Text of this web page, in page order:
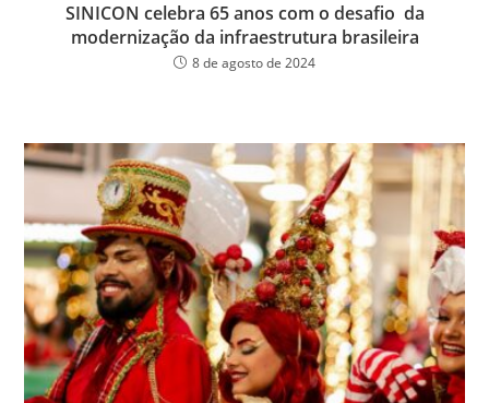
SINICON celebra 65 anos com o desafio da
modernização da infraestrutura brasileira
8 de agosto de 2024